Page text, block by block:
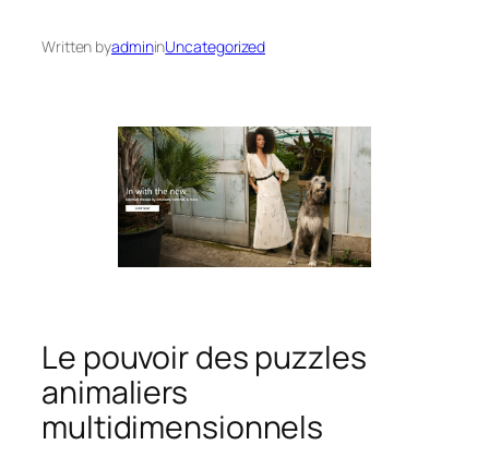
Written byadmininUncategorized
Le pouvoir des puzzles
animaliers
multidimensionnels